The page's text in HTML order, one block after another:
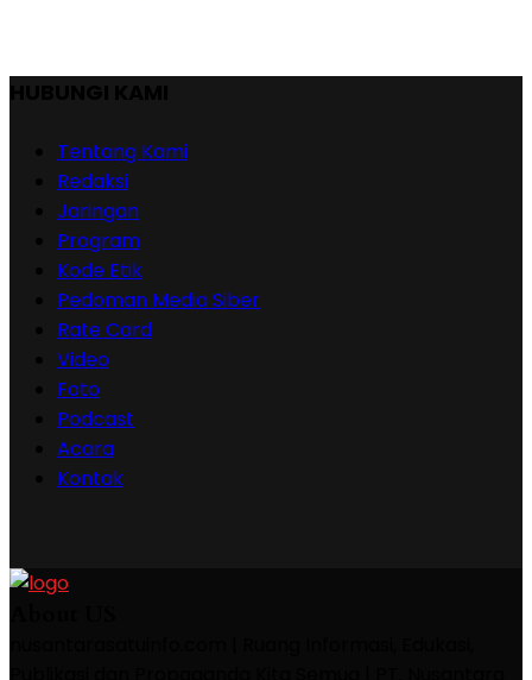
Tentang Kami
Redaksi
Jaringan
Program
Kode Etik
Pedoman Media Siber
Rate Card
Video
Foto
Podcast
Acara
Kontak